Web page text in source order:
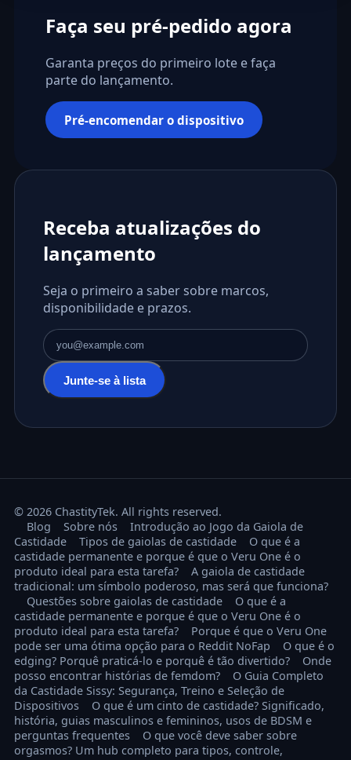
Faça seu pré-pedido agora
Garanta preços do primeiro lote e faça
parte do lançamento.
Pré-encomendar o dispositivo
Receba atualizações do
lançamento
Seja o primeiro a saber sobre marcos,
disponibilidade e prazos.
Endereço de email
Junte-se à lista
© 2026 ChastityTek. All rights reserved.
Blog
Sobre nós
Introdução ao Jogo da Gaiola de
Castidade
Tipos de gaiolas de castidade
O que é a
castidade permanente e porque é que o Veru One é o
produto ideal para esta tarefa?
A gaiola de castidade
tradicional: um símbolo poderoso, mas será que funciona?
Questões sobre gaiolas de castidade
O que é a
castidade permanente e porque é que o Veru One é o
produto ideal para esta tarefa?
Porque é que o Veru One
pode ser uma ótima opção para o Reddit NoFap
O que é o
edging? Porquê praticá-lo e porquê é tão divertido?
Onde
posso encontrar histórias de femdom?
O Guia Completo
da Castidade Sissy: Segurança, Treino e Seleção de
Dispositivos
O que é um cinto de castidade? Significado,
história, guias masculinos e femininos, usos de BDSM e
perguntas frequentes
O que você deve saber sobre
orgasmos? Um hub completo para tipos, controle,